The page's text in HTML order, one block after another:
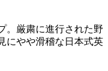
。厳粛に進行された野
にやや滑稽な日本式英